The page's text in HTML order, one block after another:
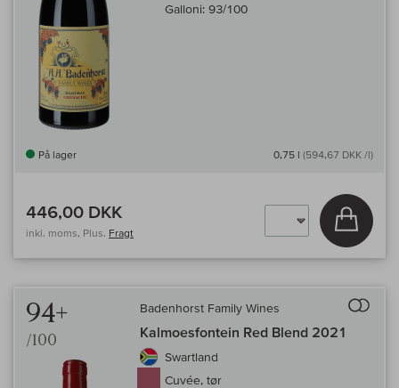
Galloni: 93/100
På lager 0,75 l (594,67 DKK /l)
446,00 DKK
inkl. moms, Plus. Fragt
Læg i
94+
/100
Badenhorst Family Wines
Kalmoesfontein Red Blend 2021
Swartland
Cuvée, tør